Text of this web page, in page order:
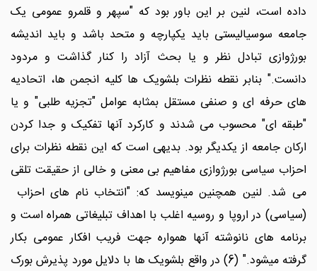
داده است، لنین بر این باور بود که "سپهر و قلمرو عمومی یک
جامعه سوسیالیستی باید یکپارچه و متحد باشد و باید اندیشه
بورژوازی تبادل نظر و یا بحث آزاد را کنار گذاشت و مردود
دانست." بنابر نقطه نظرات بلشویک ها کلیه انجمن ها، اتحادیه
های حرفه ای و صنفی مستقل بمثابه عوامل "تجزیه طلبی" و یا
"طبقه ای" محسوب می شدند و کارکرد آنها تفکیک و جدا کردن
ارکان جامعه از یکدیگر بود. بدیهی است که این نقطه نظرات برای
احزاب سیاسی بورژوازی مفاهیم بی معنی و خالی از حقیقت تلقی
می شد. لنین همچنین مینویسد که: "انتخاب نام های احزاب
(سیاسی) در اروپا و روسیه اغلب با اهداف تبلیغاتی همراه است و
برنامه های نانوشته آنها همواره جهت فریب افکار عمومی بکار
گرفته میشود." (6) در واقع بلشویک ها با دلایل مورد پذیرش بورک